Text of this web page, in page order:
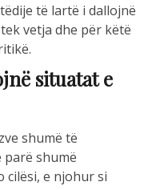
të lartë i dallojnë
vetja dhe për këtë
situatat e
shumë të
parë shumë
cilësi, e njohur si